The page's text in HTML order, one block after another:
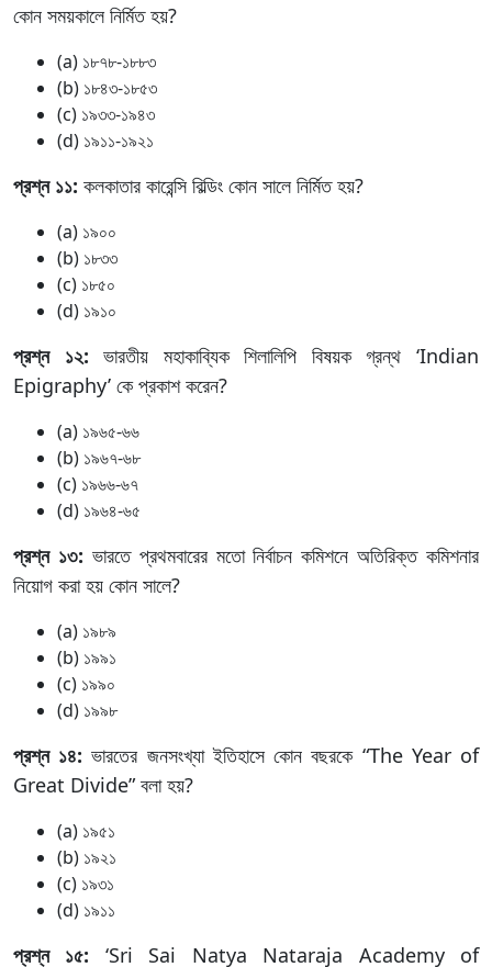
কোন সময়কালে নির্মিত হয়?
(a) ১৮৭৮-১৮৮৩
(b) ১৮৪৩-১৮৫৩
(c) ১৯৩৩-১৯৪৩
(d) ১৯১১-১৯২১
প্রশ্ন ১১: কলকাতার কারেন্সি বিল্ডিং কোন সালে নির্মিত হয়?
(a) ১৯০০
(b) ১৮৩৩
(c) ১৮৫০
(d) ১৯১০
প্রশ্ন ১২: ভারতীয় মহাকাব্যিক শিলালিপি বিষয়ক গ্রন্থ ‘Indian
Epigraphy’ কে প্রকাশ করেন?
(a) ১৯৬৫-৬৬
(b) ১৯৬৭-৬৮
(c) ১৯৬৬-৬৭
(d) ১৯৬৪-৬৫
প্রশ্ন ১৩: ভারতে প্রথমবারের মতো নির্বাচন কমিশনে অতিরিক্ত কমিশনার
নিয়োগ করা হয় কোন সালে?
(a) ১৯৮৯
(b) ১৯৯১
(c) ১৯৯০
(d) ১৯৯৮
প্রশ্ন ১৪: ভারতের জনসংখ্যা ইতিহাসে কোন বছরকে “The Year of
Great Divide” বলা হয়?
(a) ১৯৫১
(b) ১৯২১
(c) ১৯৩১
(d) ১৯১১
প্রশ্ন ১৫: ‘Sri Sai Natya Nataraja Academy of